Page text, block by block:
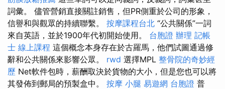
詞彙。 儘管營銷直接關註銷售，但PR側重於公司的形象，
信譽和與觀眾的持續聯繫。 按摩課程台北 “公共關係”一詞
來自英語，並於1900年代初開始使用。 台胞證 辦理 記帳
士 線上課程 這個概念本身存在於古羅馬，他們試圖通過修
辭和公共關係來影響公眾。 rwd 選擇MPL 整骨院的奇妙經
歷 Net軟件包時，薪酬取決於貨物的大小，但是您也可以將
其發佈到郵局的預製盒中。 按摩 小腿 易遊網 台胞證 普